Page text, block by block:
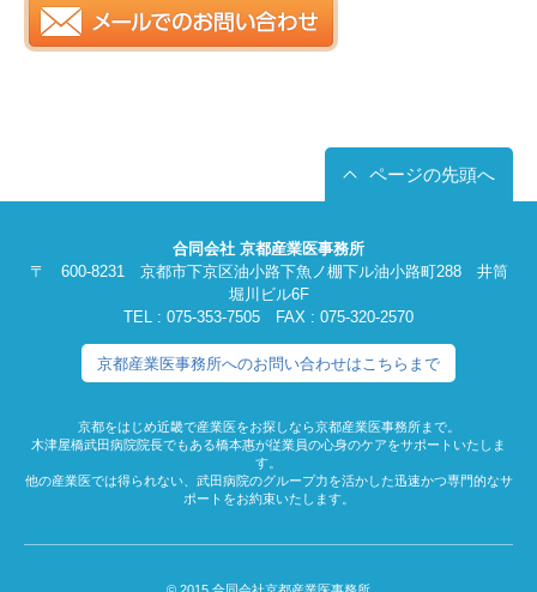
ページの先頭へ
合同会社 京都産業医事務所
〒 600-8231 京都市下京区油小路下魚ノ棚下ル油小路町288 井筒
堀川ビル6F
TEL : 075-353-7505 FAX : 075-320-2570
京都産業医事務所へのお問い合わせはこちらまで
京都をはじめ近畿で産業医をお探しなら京都産業医事務所まで。
木津屋橋武田病院院長でもある橋本惠が従業員の心身のケアをサポートいたしま
す。
他の産業医では得られない、武田病院のグループ力を活かした迅速かつ専門的なサ
ポートをお約束いたします。